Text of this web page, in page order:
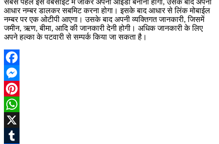
आधार नम्बर डालकर सबमिट करना होगा। इसके बाद आधार से लिंक मोबाईल
नम्बर पर एक ओटीपी आएगा। उसके बाद अपनी व्यक्तिगत जानकारी, जिसमें
जमीन, ऋण, बीमा, आदि की जानकारी देनी होगी। अधिक जानकारी के लिए
अपने हल्का के पटवारी से सम्पर्क किया जा सकता है।
Facebook
Messenger
Pinterest
WhatsApp
X